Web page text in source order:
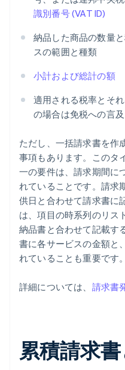
識別番号 (VAT ID)
納品した商品の数量
スの範囲と種類
小計および総計の額
適用される税率とそ
の場合は免税への言及
ただし、一括請求書を作
事項もあります。このタ
一の要件は、請求期間に
れていることです。請求
供日と合わせて請求書に
は、項目の時系列のリス
納品書と合わせて記載す
書に各サービスの金額と
れていることも重要です。
詳細については、 請求書
累積請求